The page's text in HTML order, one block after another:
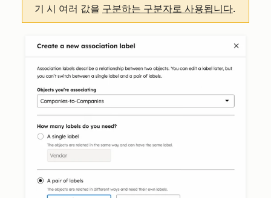
기 시 여러 값을 구분하는 구분자로 사용됩니다.